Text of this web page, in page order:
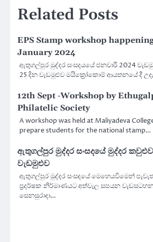
Related Posts
EPS Stamp workshop
January 2024
ඇතුගල්පුර මුද්දර සංසදයයේ ජනවාරි 2024
25 දින වැඩමුළුව මයික්‍රෝකොම් ආයතනයේ දී
12th Sept -Workshop by
Philatelic Society
A workshop was held at Maliyadeva
prepare students for the national stamp…
ඇතුගල්පුර මුද්දර සංසදයේ මුද්දර
වැඩමුළුව
ඇතුගල්පුර මුද්දර සංසදයේ මෙහෙයවීමෙන්
ප්‍රදර්ෂක නිර්මාණයට අත්වැල සපයන
සෙනසුරාදා…